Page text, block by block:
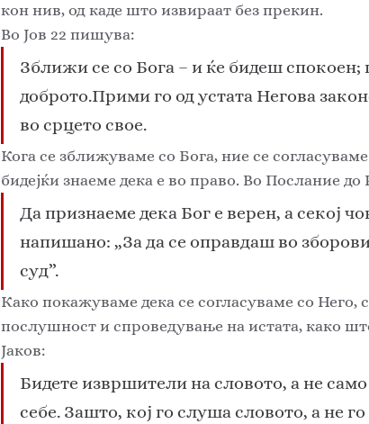
кон нив, од каде што извираат без прекин.
Во Јов 22 пишува:
Зближи се со Бога – и ќе бидеш спокоен;
доброто.Прими го од устата Негова
во срцето свое.
Кога се зближуваме со Бога, ние се
бидејќи знаеме дека е во право. Во Послание до
Да признаеме дека Бог е верен, а секој
напишано: „За да се оправдаш во
суд”.
Како покажуваме дека се согласуваме со Него,
послушност и спроведување на истата, како
Јаков:
Бидете извршители на словото, а не
себе. Зашто, кој го слуша словото, а не